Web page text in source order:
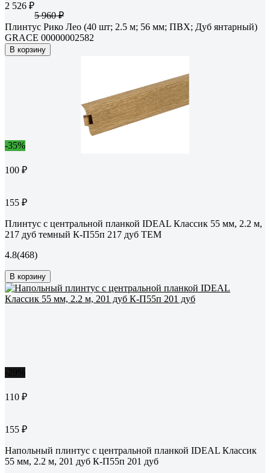
2 526 ₽
5 960 ₽
Плинтус Рико Лео (40 шт; 2.5 м; 56 мм; ПВХ; Дуб янтарный)
GRACE 00000002582
В корзину
-35%
100 ₽
155 ₽
Плинтус с центральной планкой IDEAL Классик 55 мм, 2.2 м,
217 дуб темный К-П55п 217 дуб ТЕМ
4.8(468)
В корзину
110 ₽
155 ₽
Напольный плинтус с центральной планкой IDEAL Классик
55 мм, 2.2 м, 201 дуб К-П55п 201 дуб